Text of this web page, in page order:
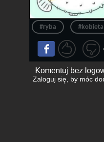
#ryba #kobieta
Komentuj bez
Zaloguj się, by móc